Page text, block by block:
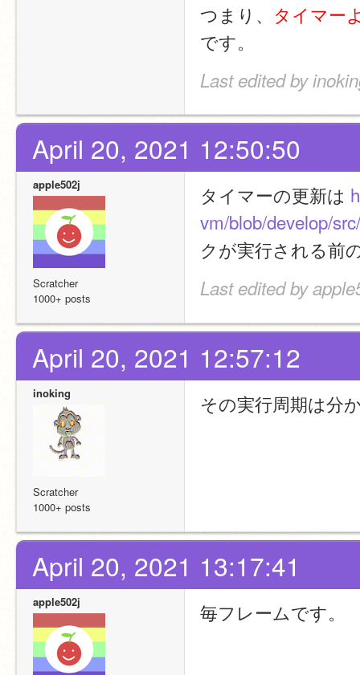
つまり、 タイマー
です。
Last edited by
April 20, 2021 12:50:50
apple502j
Scratcher
1000+ posts
タイマーの更新は
vm/blob/develop/
クが実行される前
Last edited by
April 20, 2021 12:57:12
inoking
Scratcher
1000+ posts
その実行周期は分
April 20, 2021 13:17:41
apple502j 毎フレームです。